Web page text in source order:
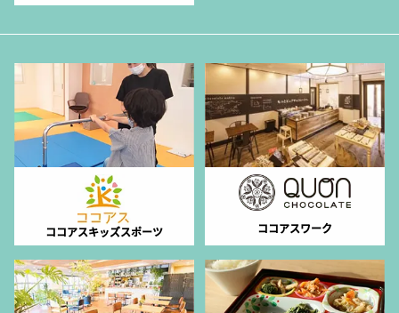
ココアスキッズスポーツ ココアスワーク